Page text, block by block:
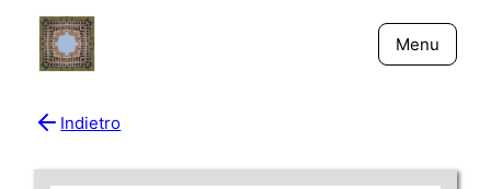
Menu
Indietro